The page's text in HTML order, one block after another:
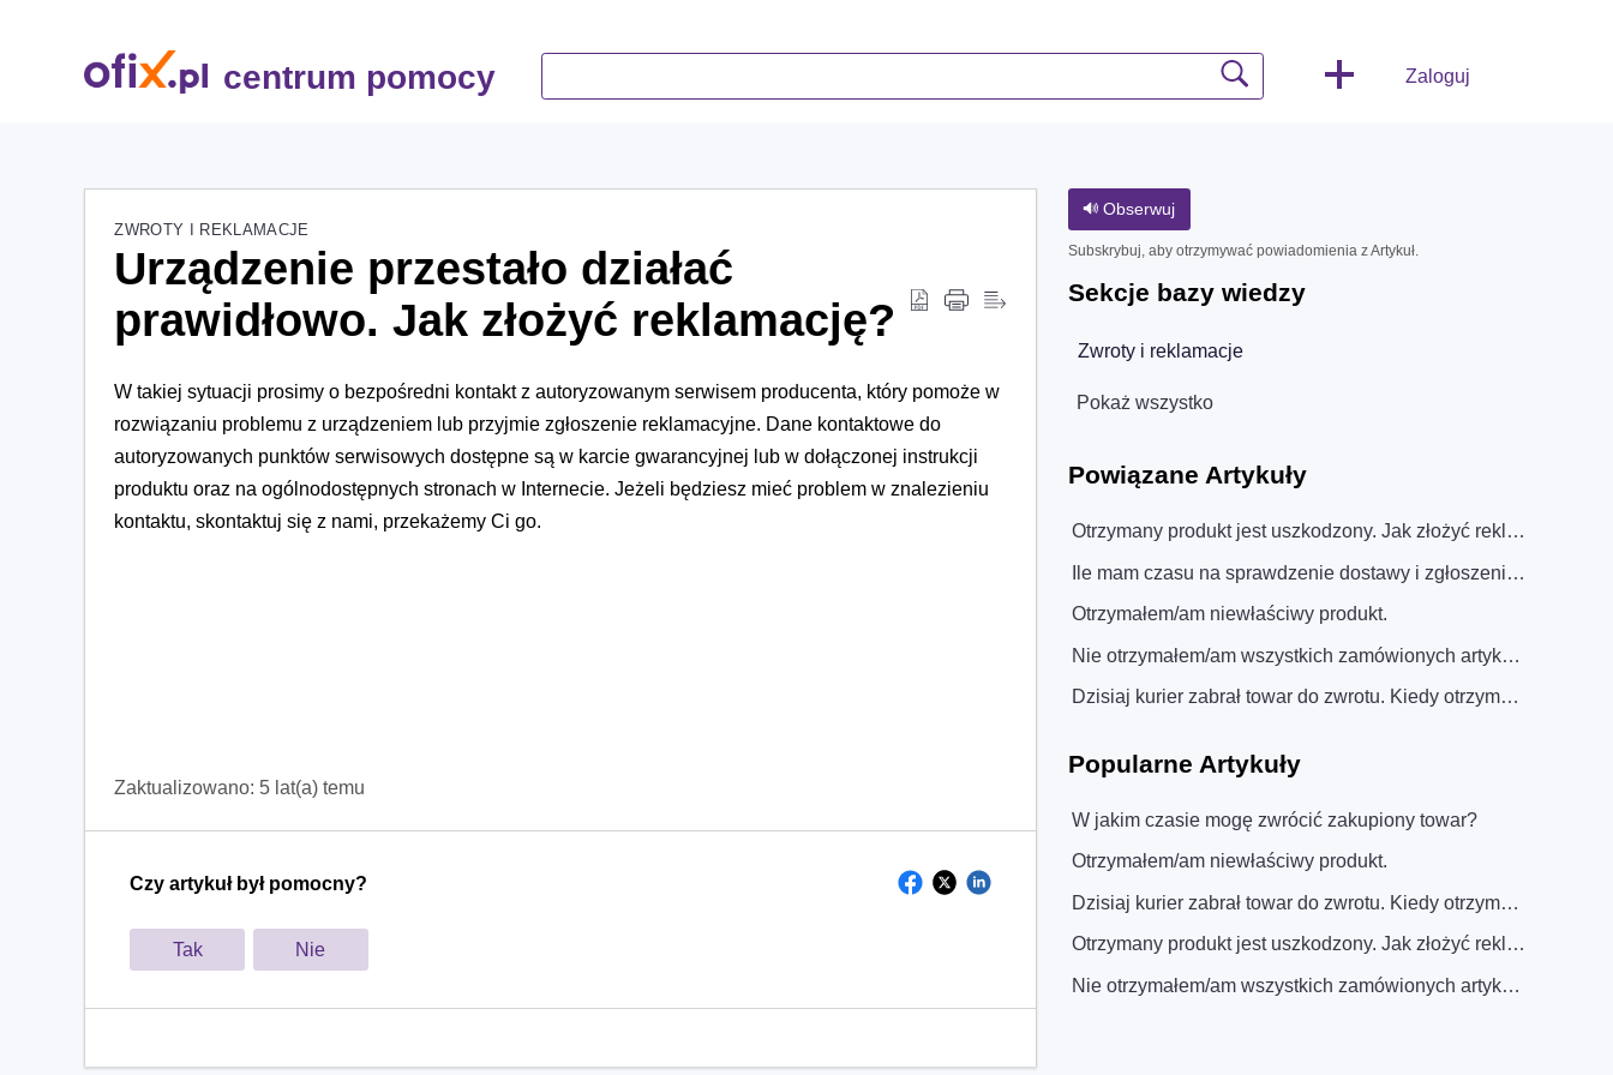
centrum pomocy Zaloguj
ZWROTY I REKLAMACJE
Urządzenie przestało działać
prawidłowo. Jak złożyć reklamację?
W takiej sytuacji prosimy o bezpośredni kontakt z autoryzowanym serwisem producenta, który pomoże w
rozwiązaniu problemu z urządzeniem lub przyjmie zgłoszenie reklamacyjne. Dane kontaktowe do
autoryzowanych punktów serwisowych dostępne są w karcie gwarancyjnej lub w dołączonej instrukcji
produktu oraz na ogólnodostępnych stronach w Internecie. Jeżeli będziesz mieć problem w znalezieniu
kontaktu, skontaktuj się z nami, przekażemy Ci go.
Zaktualizowano: 5 lat(a) temu
Czy artykuł był pomocny?
Tak Nie
Obserwuj
Subskrybuj, aby otrzymywać powiadomienia z Artykuł.
Sekcje bazy wiedzy
Zwroty i reklamacje
Pokaż wszystko
Powiązane Artykuły
Otrzymany produkt jest uszkodzony. Jak złożyć reklamację?
Ile mam czasu na sprawdzenie dostawy i zgłoszenie ewentualnych reklamacji?
Otrzymałem/am niewłaściwy produkt.
Nie otrzymałem/am wszystkich zamówionych artykułów.
Dzisiaj kurier zabrał towar do zwrotu. Kiedy otrzymam korektę do faktury?
Popularne Artykuły
W jakim czasie mogę zwrócić zakupiony towar?
Otrzymałem/am niewłaściwy produkt.
Dzisiaj kurier zabrał towar do zwrotu. Kiedy otrzymam korektę do faktury?
Otrzymany produkt jest uszkodzony. Jak złożyć reklamację?
Nie otrzymałem/am wszystkich zamówionych artykułów.